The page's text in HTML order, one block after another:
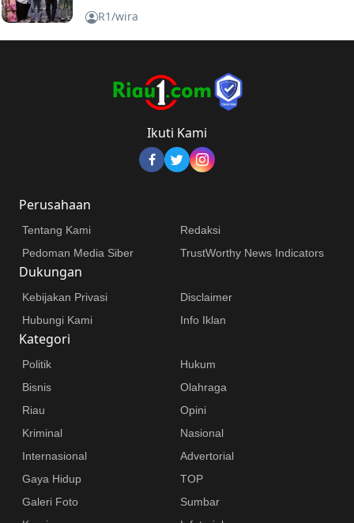
R1/wira
Ikuti Kami
Perusahaan
Tentang Kami
Redaksi
Pedoman Media Siber
TrustWorthy News Indicators
Dukungan
Kebijakan Privasi
Disclaimer
Hubungi Kami
Info Iklan
Kategori
Politik
Hukum
Bisnis
Olahraga
Riau
Opini
Kriminal
Nasional
Internasional
Advertorial
Gaya Hidup
TOP
Galeri Foto
Sumbar